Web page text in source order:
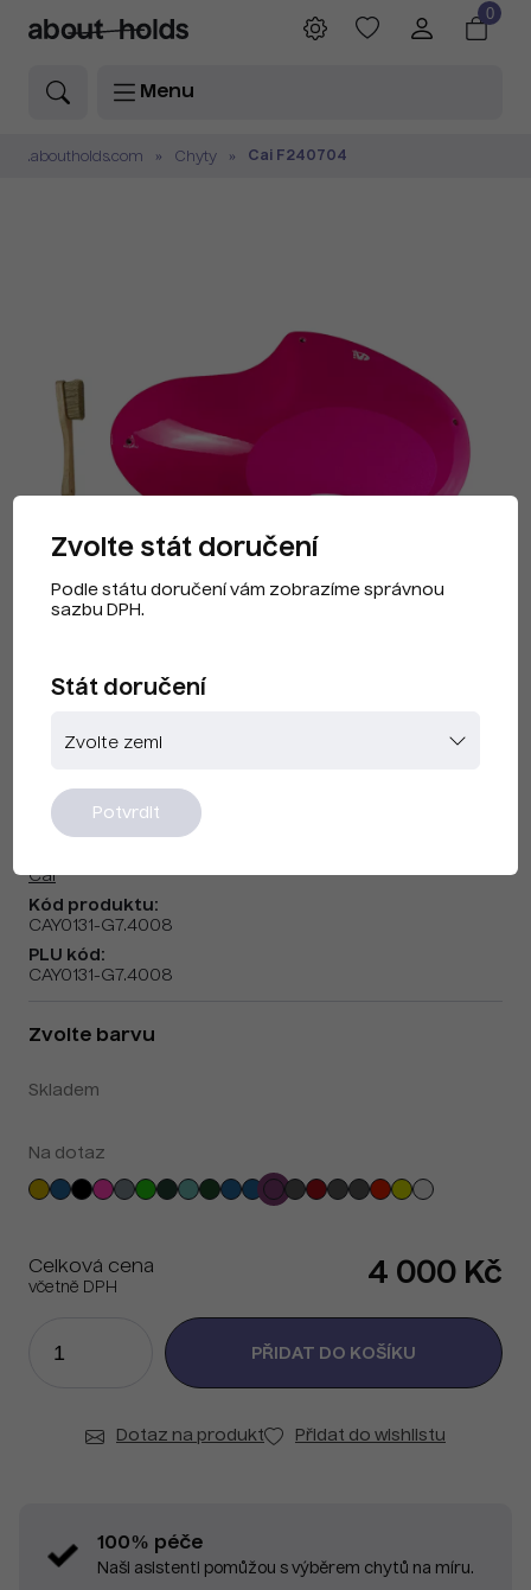
Menu
0
.aboutholds.com Chyty Cai F240704
Cai F240704 Signal Violet
Cai
Kód produktu:
CAY0131-G7.4008
PLU kód:
CAY0131-G7.4008
Zvolte barvu
Skladem
Na dotaz
Celková cena
včetně DPH 4 000 Kč
Dotaz na produkt Přidat do wishlistu
100% péče
Naši asistenti pomůžou s výběrem chytů na míru.
Zvolte stát doručení
Podle státu doručení vám zobrazíme správnou
sazbu DPH.
Stát doručení
Potvrdit